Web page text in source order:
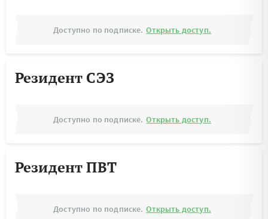
Доступно по подписке. Открыть доступ.
Резидент СЭЗ
Доступно по подписке. Открыть доступ.
Резидент ПВТ
Доступно по подписке. Открыть доступ.